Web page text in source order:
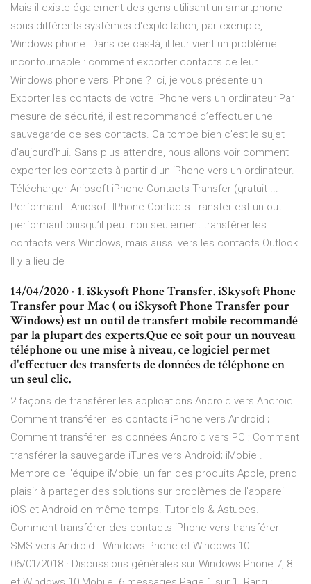
Mais il existe également des gens utilisant un smartphone
sous différents systèmes d'exploitation, par exemple,
Windows phone. Dans ce cas-là, il leur vient un problème
incontournable : comment exporter contacts de leur
Windows phone vers iPhone ? Ici, je vous présente un
Exporter les contacts de votre iPhone vers un ordinateur Par
mesure de sécurité, il est recommandé d’effectuer une
sauvegarde de ses contacts. Ca tombe bien c’est le sujet
d’aujourd’hui. Sans plus attendre, nous allons voir comment
exporter les contacts à partir d’un iPhone vers un ordinateur.
Télécharger Aniosoft iPhone Contacts Transfer (gratuit ...
Performant : Aniosoft IPhone Contacts Transfer est un outil
performant puisqu’il peut non seulement transférer les
contacts vers Windows, mais aussi vers les contacts Outlook.
Il y a lieu de
14/04/2020 · 1. iSkysoft Phone Transfer. iSkysoft Phone
Transfer pour Mac ( ou iSkysoft Phone Transfer pour
Windows) est un outil de transfert mobile recommandé
par la plupart des experts.Que ce soit pour un nouveau
téléphone ou une mise à niveau, ce logiciel permet
d'effectuer des transferts de données de téléphone en
un seul clic.
2 façons de transférer les applications Android vers Android
Comment transférer les contacts iPhone vers Android ;
Comment transférer les données Android vers PC ; Comment
transférer la sauvegarde iTunes vers Android; iMobie .
Membre de l'équipe iMobie, un fan des produits Apple, prend
plaisir à partager des solutions sur problèmes de l'appareil
iOS et Android en même temps. Tutoriels & Astuces.
Comment transférer des contacts iPhone vers transférer
SMS vers Android - Windows Phone et Windows 10 ...
06/01/2018 · Discussions générales sur Windows Phone 7, 8